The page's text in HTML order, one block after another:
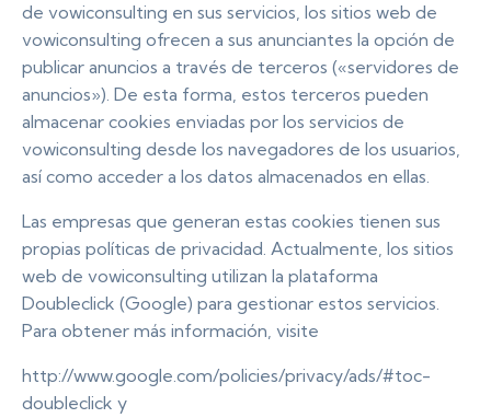
de vowiconsulting en sus servicios, los sitios web de
vowiconsulting ofrecen a sus anunciantes la opción de
publicar anuncios a través de terceros («servidores de
anuncios»). De esta forma, estos terceros pueden
almacenar cookies enviadas por los servicios de
vowiconsulting desde los navegadores de los usuarios,
así como acceder a los datos almacenados en ellas.
Las empresas que generan estas cookies tienen sus
propias políticas de privacidad. Actualmente, los sitios
web de vowiconsulting utilizan la plataforma
Doubleclick (Google) para gestionar estos servicios.
Para obtener más información, visite
http://www.google.com/policies/privacy/ads/#toc-
doubleclick y